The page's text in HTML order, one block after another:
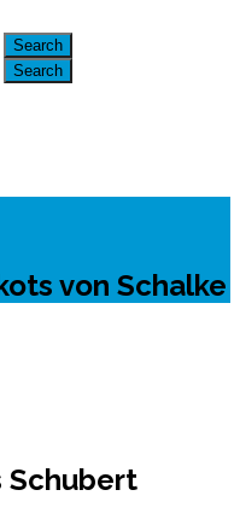
von Schalke
Schubert